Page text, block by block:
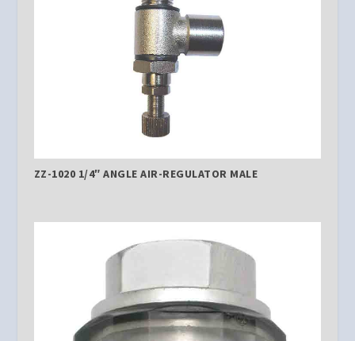
ZZ-1020 1/4″ ANGLE AIR-REGULATOR MALE